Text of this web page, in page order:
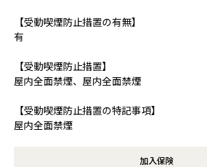
【受動喫煙防止措置の有無】
有
【受動喫煙防止措置】
屋内全面禁煙、屋内全面禁煙
【受動喫煙防止措置の特記事項】
屋内全面禁煙
加入保険